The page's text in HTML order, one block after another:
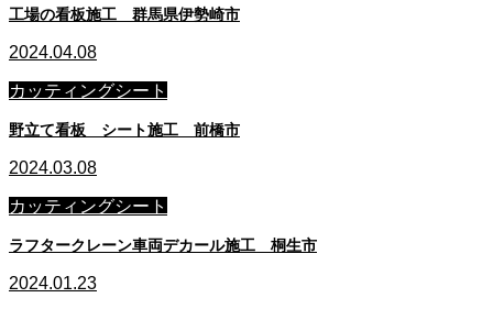
工場の看板施工 群馬県伊勢崎市
2024.04.08
カッティングシート
野立て看板 シート施工 前橋市
2024.03.08
カッティングシート
ラフタークレーン車両デカール施工 桐生市
2024.01.23